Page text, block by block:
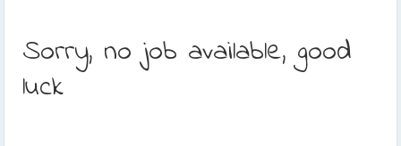
Sorry, no job available, good
luck